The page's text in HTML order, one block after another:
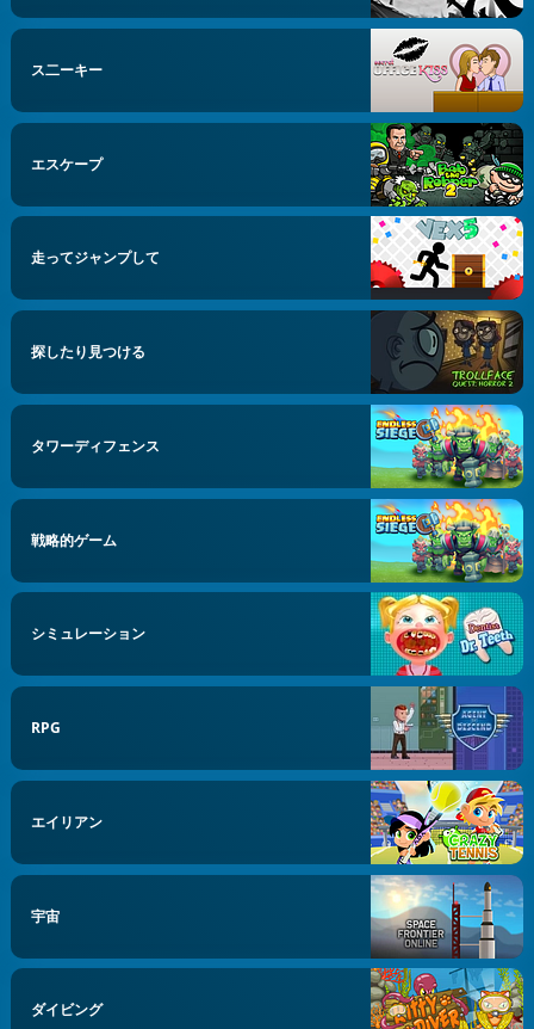
ス二ーキー
エスケープ
走ってジャンプして
探したり見つける
タワーディフェンス
戦略的ゲーム
シミュレーション
RPG
エイリアン
宇宙
ダイビング